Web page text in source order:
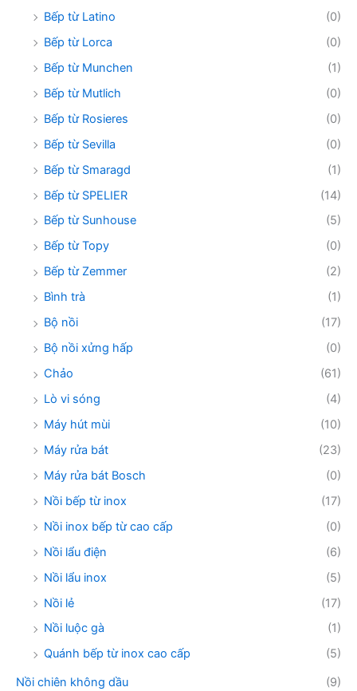
Bếp từ Latino
(0)
Bếp từ Lorca
(0)
Bếp từ Munchen
(1)
Bếp từ Mutlich
(0)
Bếp từ Rosieres
(0)
Bếp từ Sevilla
(0)
Bếp từ Smaragd
(1)
Bếp từ SPELIER
(14)
Bếp từ Sunhouse
(5)
Bếp từ Topy
(0)
Bếp từ Zemmer
(2)
Bình trà
(1)
Bộ nồi
(17)
Bộ nồi xửng hấp
(0)
Chảo
(61)
Lò vi sóng
(4)
Máy hút mùi
(10)
Máy rửa bát
(23)
Máy rửa bát Bosch
(0)
Nồi bếp từ inox
(17)
Nồi inox bếp từ cao cấp
(0)
Nồi lẩu điện
(6)
Nồi lẩu inox
(5)
Nồi lẻ
(17)
Nồi luộc gà
(1)
Quánh bếp từ inox cao cấp
(5)
Nồi chiên không dầu
(9)